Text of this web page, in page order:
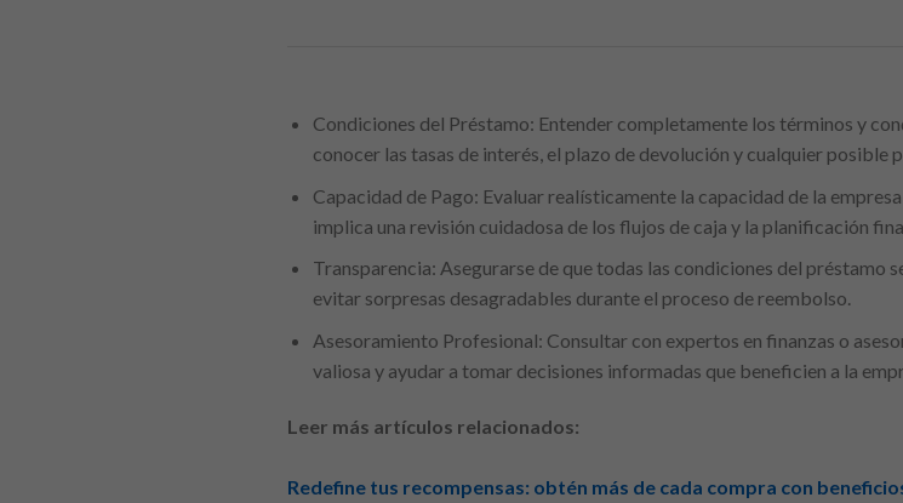
Condiciones del Préstamo: Entender completamente los términos y
conocer las tasas de interés, el plazo de devolución y cualquier
Capacidad de Pago: Evaluar realísticamente la capacidad de la
implica una revisión cuidadosa de los flujos de caja y la planificación
Transparencia: Asegurarse de que todas las condiciones del préstamo
evitar sorpresas desagradables durante el proceso de reembolso.
Asesoramiento Profesional: Consultar con expertos en finanzas o
valiosa y ayudar a tomar decisiones informadas que beneficien a la
Leer más artículos relacionados:
Redefine tus recompensas: obtén más de cada compra con